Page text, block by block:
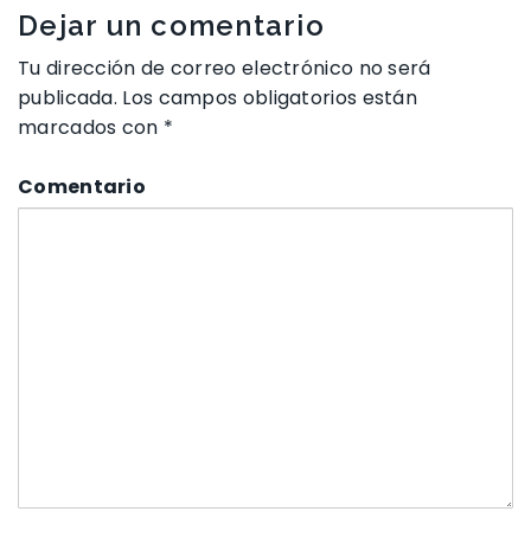
Dejar un comentario
Tu dirección de correo electrónico no será
publicada. Los campos obligatorios están
marcados con *
Comentario